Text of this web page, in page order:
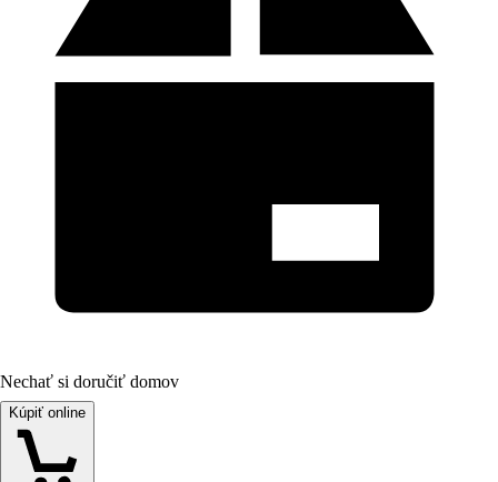
Nechať si doručiť domov
Kúpiť online